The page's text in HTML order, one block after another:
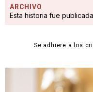
ARCHIVO
Esta historia fue
Se adhiere a los